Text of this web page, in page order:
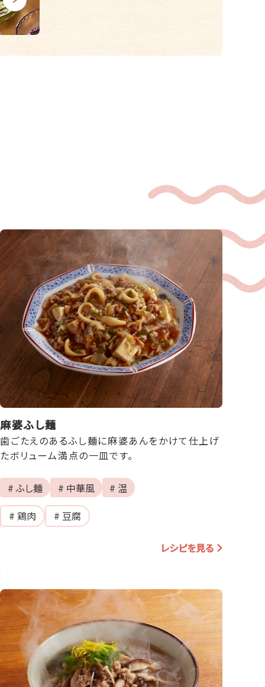
麻婆ふし麺
歯ごたえのあるふし麺に麻婆あんをかけて仕上げ
たボリューム満点の一皿です。
# ふし麺 # 中華風
# 温
# 鶏肉
# 豆腐
レシピを見る